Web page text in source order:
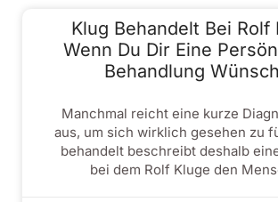
Klug Behandelt Bei Rolf
Wenn Du Dir Eine
Behandlung
Manchmal reicht eine kurze
aus, um sich wirklich gesehen zu
behandelt beschreibt deshalb
bei dem Rolf Kluge den